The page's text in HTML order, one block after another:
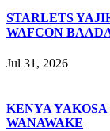
STARLETS
WAFCON
Jul 31, 2026
KENYA
WANAWAKE